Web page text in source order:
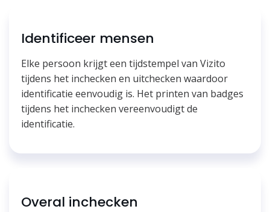
Identificeer mensen
Elke persoon krijgt een tijdstempel van Vizito
tijdens het inchecken en uitchecken waardoor
identificatie eenvoudig is. Het printen van badges
tijdens het inchecken vereenvoudigt de
identificatie.
Overal inchecken